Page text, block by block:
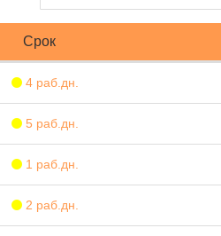
Срок
4 раб.дн.
5 раб.дн.
1 раб.дн.
2 раб.дн.